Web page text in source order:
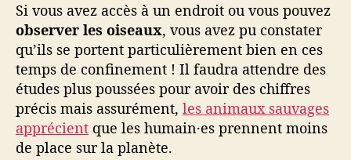
Si vous avez accès à un endroit ou vous pouvez
observer les oiseaux, vous avez pu constater
qu’ils se portent particulièrement bien en ces
temps de confinement ! Il faudra attendre des
études plus poussées pour avoir des chiffres
précis mais assurément, les animaux sauvages
apprécient que les humain·es prennent moins
de place sur la planète.